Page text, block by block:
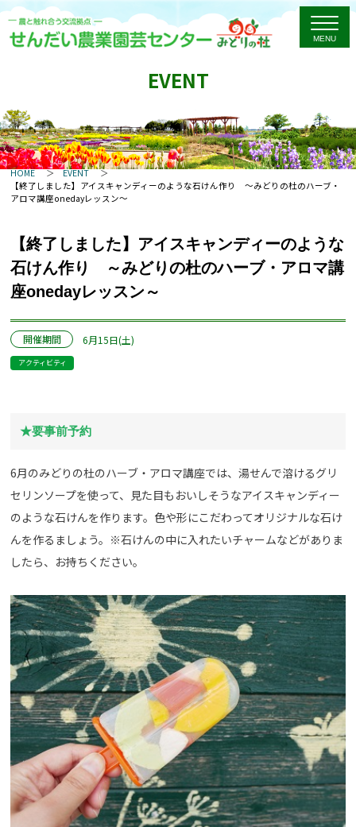
EVENT
HOME
EVENT
【終了しました】アイスキャンディーのような石けん作り ～みどりの杜のハーブ・
アロマ講座onedayレッスン～
【終了しました】アイスキャンディーのような
石けん作り ～みどりの杜のハーブ・アロマ講
座onedayレッスン～
開催期間 6月15日(土)
アクティビティ
★要事前予約
6月のみどりの杜のハーブ・アロマ講座では、湯せんで溶けるグリ
セリンソープを使って、見た目もおいしそうなアイスキャンディー
のような石けんを作ります。色や形にこだわってオリジナルな石け
んを作るましょう。※石けんの中に入れたいチャームなどがありま
したら、お持ちください。